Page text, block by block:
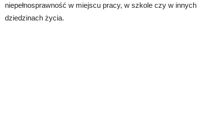
niepełnosprawność w miejscu pracy, w szkole czy w innych
dziedzinach życia.